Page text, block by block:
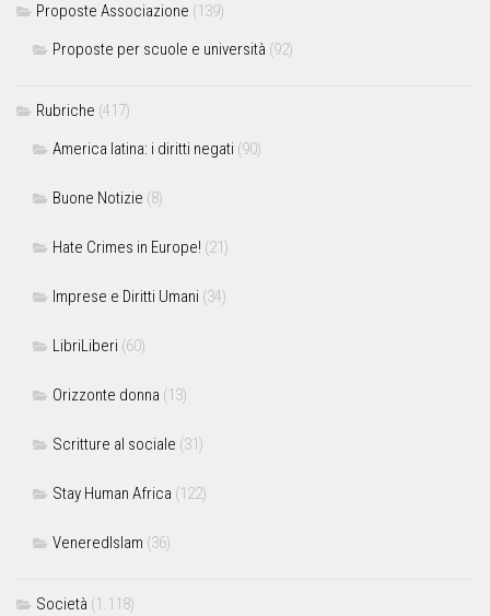
Proposte Associazione (139)
Proposte per scuole e università (92)
Rubriche (417)
America latina: i diritti negati (90)
Buone Notizie (8)
Hate Crimes in Europe! (21)
Imprese e Diritti Umani (34)
LibriLiberi (60)
Orizzonte donna (13)
Scritture al sociale (31)
Stay Human Africa (122)
VeneredIslam (36)
Società (1.118)